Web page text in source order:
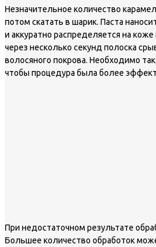
Незначительное количество
потом скатать в шарик. Паста
и аккуратно распределяется на
через несколько секунд полоска
волосяного покрова. Необходимо
чтобы процедура была более
При недостаточном результате
Большее количество обработок